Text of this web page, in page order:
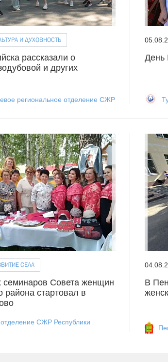
И ДУХОВНОСТЬ
рассказали о
и других
региональное отделение СЖР
День
СЕЛА
семинаров Совета женщин
района стартовал в
СЖР Республики
В